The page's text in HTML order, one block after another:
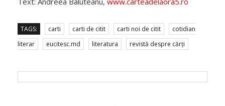
TAGS: carti carti de citit carti noi de citit
cotidian
literar
eucitesc.md literatura revistă despre cărți